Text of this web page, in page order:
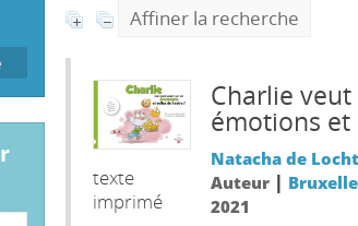
Affiner la recherche
texte
imprimé
Charlie
émotions et
Natacha de Locht
Auteur |
2021